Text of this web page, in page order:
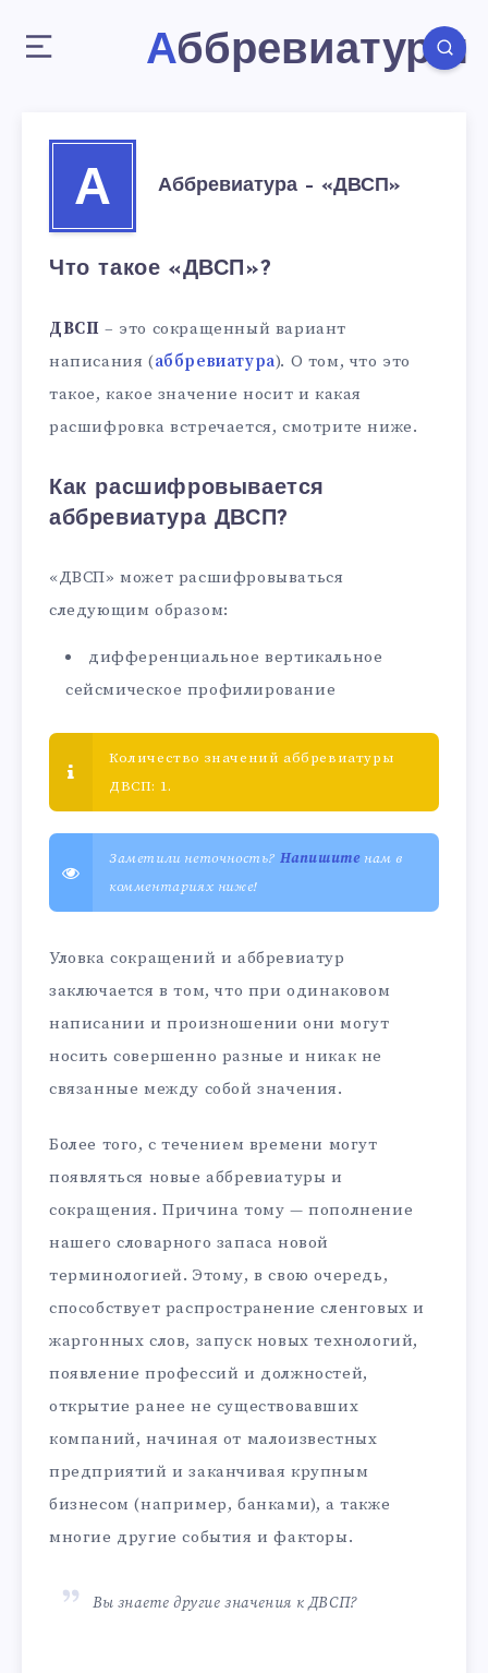
Аббревиатуры
А Аббревиатура – «ДВСП»
Что такое «ДВСП»?
ДВСП – это сокращенный вариант
написания (аббревиатура). О том, что это
такое, какое значение носит и какая
расшифровка встречается, смотрите ниже.
Как расшифровывается
аббревиатура ДВСП?
«ДВСП» может расшифровываться
следующим образом:
дифференциальное вертикальное
сейсмическое профилирование
Количество значений аббревиатуры
ДВСП: 1.
Заметили неточность? Напишитенам в
комментариях ниже!
Уловка сокращений и аббревиатур
заключается в том, что при одинаковом
написании и произношении они могут
носить совершенно разные и никак не
связанные между собой значения.
Более того, с течением времени могут
появляться новые аббревиатуры и
сокращения. Причина тому — пополнение
нашего словарного запаса новой
терминологией. Этому, в свою очередь,
способствует распространение сленговых и
жаргонных слов, запуск новых технологий,
появление профессий и должностей,
открытие ранее не существовавших
компаний, начиная от малоизвестных
предприятий и заканчивая крупным
бизнесом (например, банками), а также
многие другие события и факторы.
Вы знаете другие значения к ДВСП?